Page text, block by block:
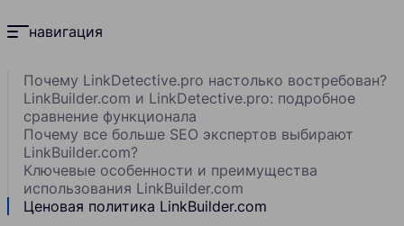
навигация
Почему LinkDetective.pro настолько востребован?
LinkBuilder.com и LinkDetective.pro: подробное
сравнение функционала
Почему все больше SEO экспертов выбирают
LinkBuilder.com?
Ключевые особенности и преимущества
использования LinkBuilder.com
Ценовая политика LinkBuilder.com